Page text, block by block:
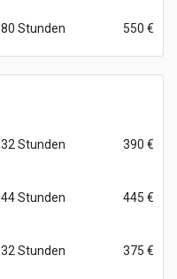
80 Stunden 550 €
32 Stunden 390 €
44 Stunden 445 €
32 Stunden 375 €